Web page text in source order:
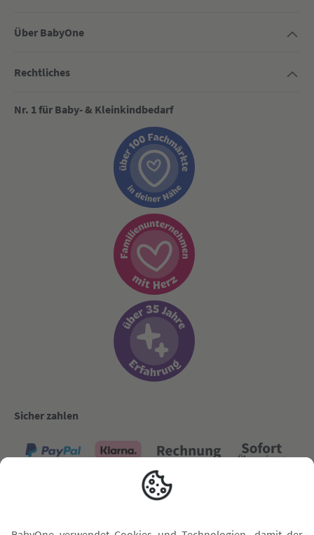
Über BabyOne
Rechtliches
Nr. 1 für Baby- & Kleinkindbedarf
Sicher zahlen